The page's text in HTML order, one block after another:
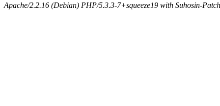
Apache/2.2.16 (Debian) PHP/5.3.3-7+squeeze19 with Suhosin-